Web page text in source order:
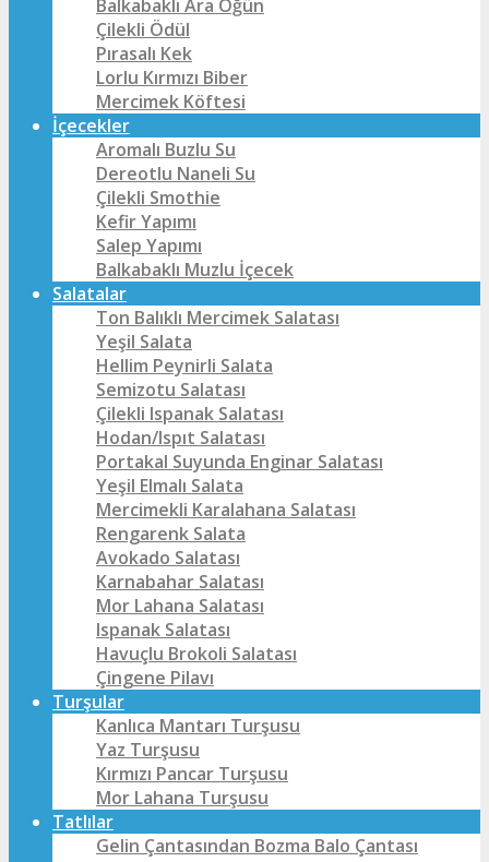
Balkabaklı Ara Öğün
Çilekli Ödül
Pırasalı Kek
Lorlu Kırmızı Biber
Mercimek Köftesi
İçecekler
Aromalı Buzlu Su
Dereotlu Naneli Su
Çilekli Smothie
Kefir Yapımı
Salep Yapımı
Balkabaklı Muzlu İçecek
Salatalar
Ton Balıklı Mercimek Salatası
Yeşil Salata
Hellim Peynirli Salata
Semizotu Salatası
Çilekli Ispanak Salatası
Hodan/Ispıt Salatası
Portakal Suyunda Enginar Salatası
Yeşil Elmalı Salata
Mercimekli Karalahana Salatası
Rengarenk Salata
Avokado Salatası
Karnabahar Salatası
Mor Lahana Salatası
Ispanak Salatası
Havuçlu Brokoli Salatası
Çingene Pilavı
Turşular
Kanlıca Mantarı Turşusu
Yaz Turşusu
Kırmızı Pancar Turşusu
Mor Lahana Turşusu
Tatlılar
Gelin Çantasından Bozma Balo Çantası